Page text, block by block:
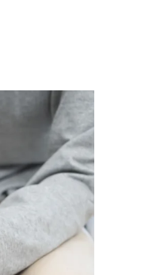
Member full access
100DKK